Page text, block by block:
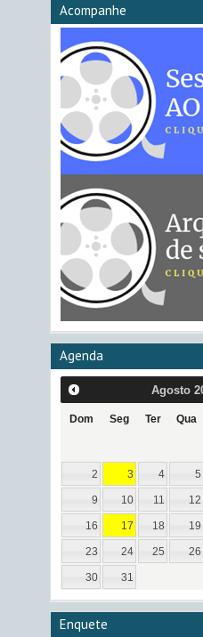
Acompanhe
Agenda
Agosto
Dom Seg Ter Qua
2 3 4 5
9 10 11 12
16 17 18 19
23 24 25 26
30 31
Enquete